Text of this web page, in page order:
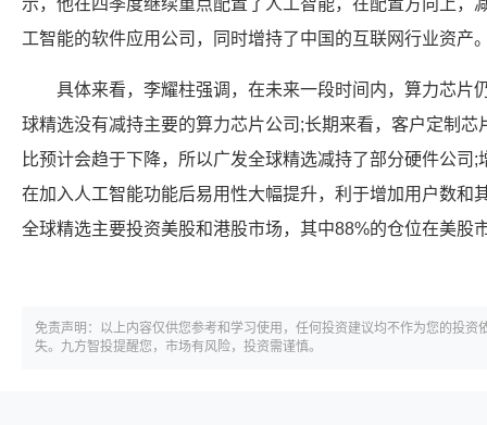
示，他在四季度继续重点配置了人工智能，在配置方向上，
工智能的软件应用公司，同时增持了中国的互联网行业资产
具体来看，李耀柱强调，在未来一段时间内，算力芯片
球精选没有减持主要的算力芯片公司;长期来看，客户定制
比预计会趋于下降，所以广发全球精选减持了部分硬件公司
在加入人工智能功能后易用性大幅提升，利于增加用户数和
全球精选主要投资美股和港股市场，其中88%的仓位在美股
免责声明：以上内容仅供您参考和学习使用，任何投资建议均不作为您的投
失。九方智投提醒您，市场有风险，投资需谨慎。